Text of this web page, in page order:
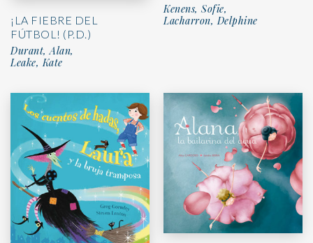
¡LA FIEBRE DEL
FÚTBOL! (P.D.)
Durant, Alan,
Leake, Kate
Kenens, Sofie,
Lacharron, Delphine